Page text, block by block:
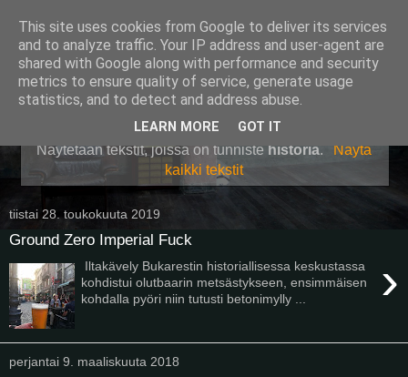
Pullollinen
Näytetään tekstit, joissa on tunniste historia.
Näytä
kaikki tekstit
tiistai 28. toukokuuta 2019
Ground Zero Imperial Fuck
›
Iltakävely Bukarestin historiallisessa keskustassa
kohdistui olutbaarin metsästykseen, ensimmäisen
kohdalla pyöri niin tutusti betonimylly ...
perjantai 9. maaliskuuta 2018
This site uses cookies from Google to deliver its services
and to analyze traffic. Your IP address and user-agent are
shared with Google along with performance and security
metrics to ensure quality of service, generate usage
statistics, and to detect and address abuse.
LEARN MORE GOT IT